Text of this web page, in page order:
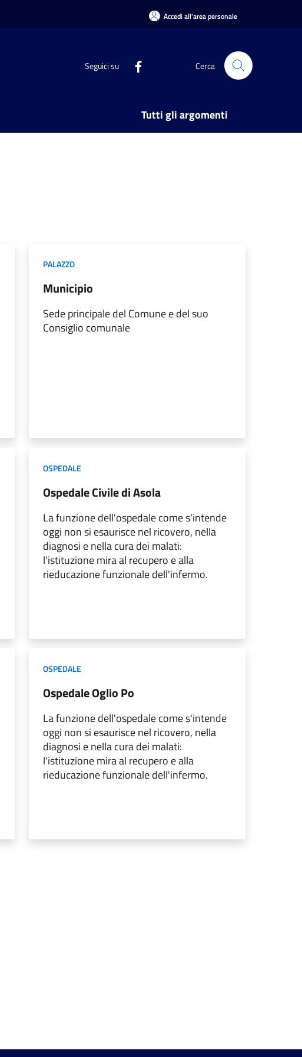
Accedi all'area personale
Seguici su Cerca
Tutti gli argomenti
PALAZZO
Municipio
Sede principale del Comune e del suo
Consiglio comunale
OSPEDALE
Ospedale Civile di Asola
La funzione dell'ospedale come s'intende
oggi non si esaurisce nel ricovero, nella
diagnosi e nella cura dei malati:
l'istituzione mira al recupero e alla
rieducazione funzionale dell'infermo.
OSPEDALE
Ospedale Oglio Po
La funzione dell'ospedale come s'intende
oggi non si esaurisce nel ricovero, nella
diagnosi e nella cura dei malati:
l'istituzione mira al recupero e alla
rieducazione funzionale dell'infermo.